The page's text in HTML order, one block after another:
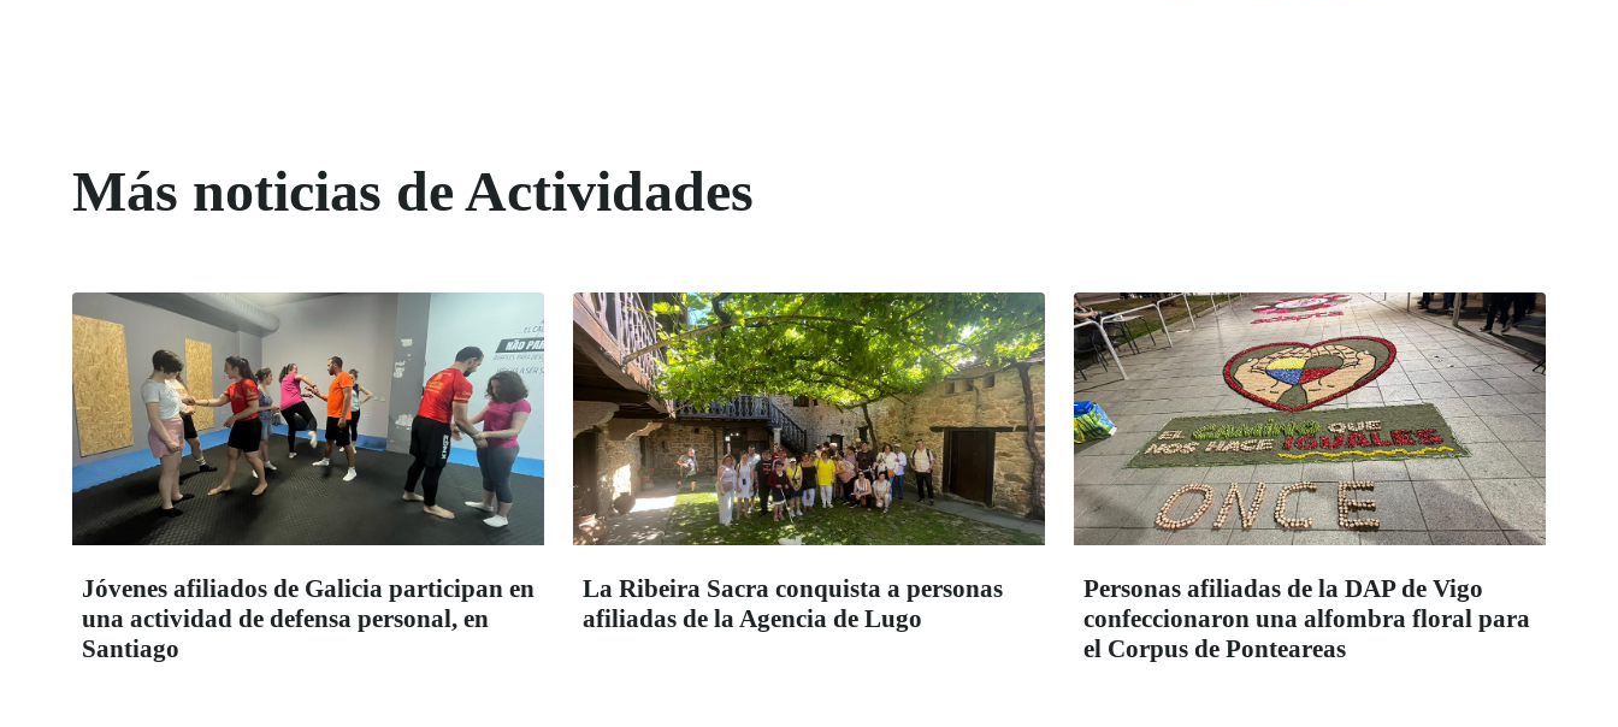
Más noticias de Actividades
Jóvenes afiliados de Galicia participan en
una actividad de defensa personal, en
Santiago
La Ribeira Sacra conquista a personas
afiliadas de la Agencia de Lugo
Personas afiliadas de la DAP de Vigo
confeccionaron una alfombra floral para
el Corpus de Ponteareas